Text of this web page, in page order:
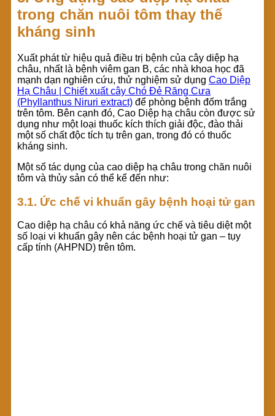
trong chăn nuôi tôm thay thế
kháng sinh
Xuất phát từ hiệu quả điều trị bệnh của cây diệp hạ
châu, nhất là bệnh viêm gan B, các nhà khoa học đã
mạnh dạn nghiên cứu, thử nghiệm sử dụng Cao Diệp
Hạ Châu | Chiết xuất cây Chó Đẻ Răng Cưa
(Phyllanthus Niruri extract) để phòng bệnh đốm trắng
trên tôm. Bên cạnh đó, Cao Diệp hạ châu còn được sử
dụng như một loại thuốc kích thích giải độc, đào thải
một số chất độc tích tụ trên gan, trong đó có thuốc
kháng sinh.
Một số tác dụng của cao diệp hạ châu trong chăn nuôi
tôm và thủy sản có thể kể đến như:
3.1. Ức chế vi khuẩn gây bệnh hoại tử gan
Cao diệp hạ châu có khả năng ức chế và tiêu diệt một
số loại vi khuẩn gây nên các bệnh hoại tử gan – tụy
cấp tính (AHPND) trên tôm.